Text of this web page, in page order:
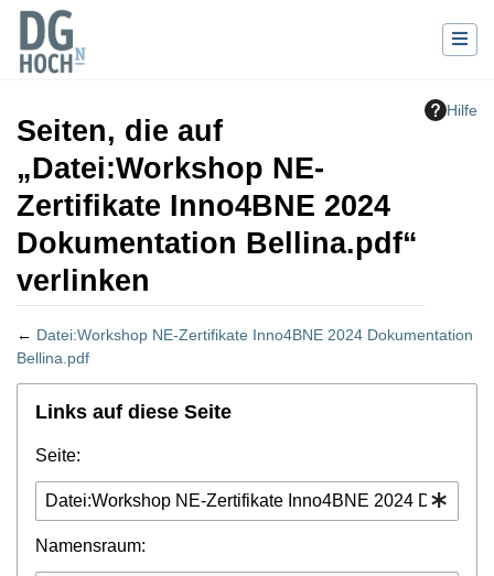
Hilfe
Seiten, die auf
„Datei:Workshop NE-
Zertifikate Inno4BNE 2024
Dokumentation Bellina.pdf“
verlinken
← Datei:Workshop NE-Zertifikate Inno4BNE 2024 Dokumentation
Bellina.pdf
Wechseln zu:Navigation,Suche
Links auf diese Seite
Seite:
Namensraum: